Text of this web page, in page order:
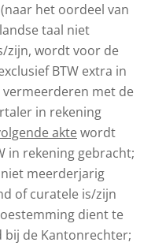
het oordeel van
taal niet
zijn, wordt voor de
BTW extra in
met de
in rekening
aktewordt
in rekening gebracht;
meerderjarig
of curatele is/zijn
dient te
bij de Kantonrechter;